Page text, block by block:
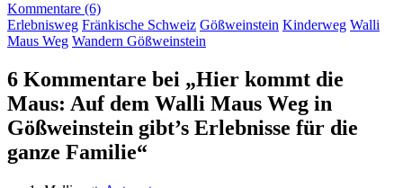
Kommentare (6)
Erlebnisweg Fränkische Schweiz Gößweinstein Kinderweg Walli
Maus Weg Wandern Gößweinstein
6 Kommentare bei „Hier kommt die
Maus: Auf dem Walli Maus Weg in
Gößweinstein gibt’s Erlebnisse für die
ganze Familie“